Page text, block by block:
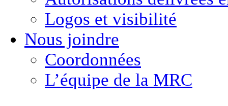
Logos et visibilité
Nous joindre
Coordonnées
L’équipe de la MRC